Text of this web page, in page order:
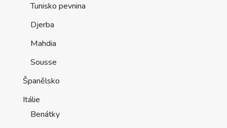
Tunisko pevnina
Djerba
Mahdia
Sousse
Španělsko
Itálie
Benátky